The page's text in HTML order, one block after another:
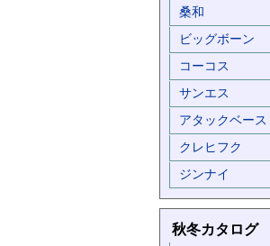
桑和
ビッグボーン
コーコス
サンエス
アタックベース
クレヒフク
ジンナイ
秋冬カタログ